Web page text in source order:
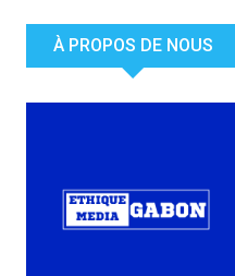
À PROPOS DE NOUS